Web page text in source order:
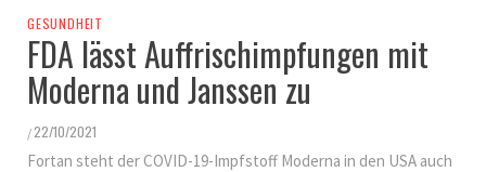
GESUNDHEIT
FDA lässt Auffrischimpfungen mit
Moderna und Janssen zu
/ 22/10/2021
Fortan steht der COVID-19-Impfstoff Moderna in den USA auch